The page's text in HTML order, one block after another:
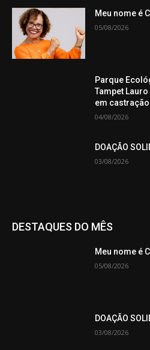
Meu nome é
05/08/2026
Parque
Tampet
em
04/08/2026
DOAÇÃO
03/08/2026
DESTAQUES DO MÊS
Meu nome é
05/08/2026
DOAÇÃO
03/08/2026